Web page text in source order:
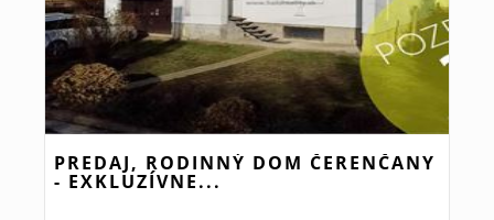
PREDAJ, RODINNÝ DOM ČERENČANY
- EXKLUZÍVNE...